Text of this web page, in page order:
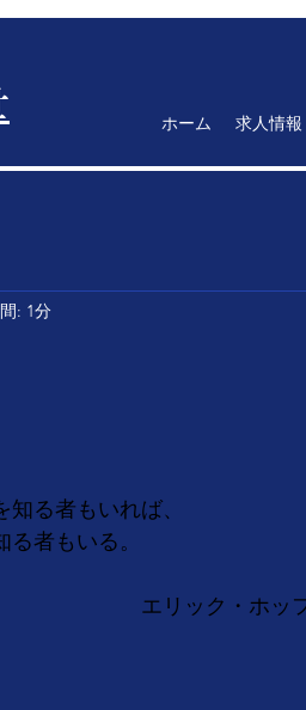
ホーム 求人情報
: 1分
の名言】
る者もいれば、
者もいる。
ファー（1902/
カの